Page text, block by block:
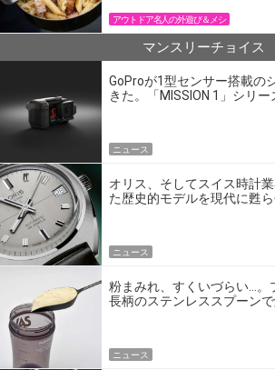
アウトドア名人の外遊び＆メシ
マンスリーチョイス
GoProが1型センサー搭載の
きた。「MISSION 1」シリ
ニュース
オリス、そしてスイス時計
た歴史的モデルを現代に甦
ニュース
粉まみれ、すくいづらい…。
長柄のステンレススプーン
ニュース